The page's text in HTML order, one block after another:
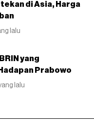
di Asia, Harga
lalu
yang
Prabowo
lalu